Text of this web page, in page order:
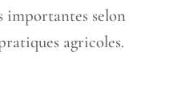
importantes selon
agricoles.